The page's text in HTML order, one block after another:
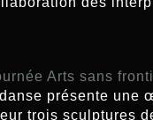
Arts sans
présente une
trois sculptures